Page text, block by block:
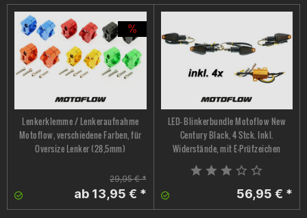
Lenkerklemme / Lenkeraufnahme
Motoflow, verschiedene Farben, für
Oversize Lenker (28,5mm)
29,95 € *
ab 13,95 € *
LED- Blinkerbundle Motoflow New
Century Black, 4 Stck. Inkl.
Widerstände, mit E-Prüfzeichen
56,95 € *